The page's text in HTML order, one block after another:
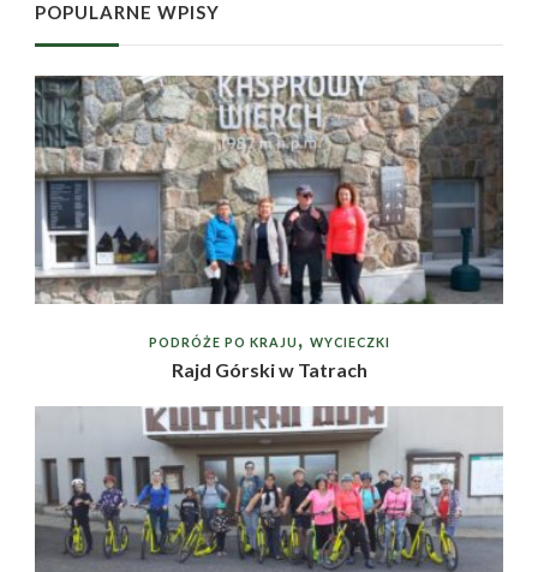
POPULARNE WPISY
PODRÓŻE PO KRAJU WYCIECZKI
Rajd Górski w Tatrach